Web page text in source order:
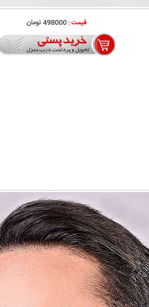
قیمت :498000 تومان